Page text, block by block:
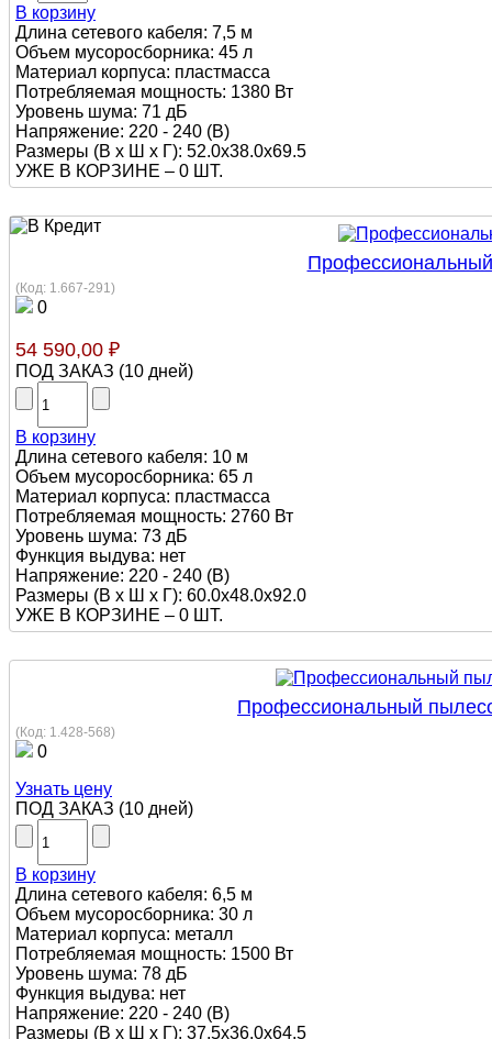
В корзину
Длина сетевого кабеля: 7,5 м
Объем мусоросборника: 45 л
Материал корпуса: пластмасса
Потребляемая мощность: 1380 Вт
Уровень шума: 71 дБ
Напряжение: 220 - 240 (В)
Размеры (В х Ш х Г): 52.0x38.0x69.5
УЖЕ В КОРЗИНЕ – 0 ШТ.
(Код: 1.667-291)
0
54 590,00 ₽
ПОД ЗАКАЗ (10 дней)
В корзину
Длина сетевого кабеля: 10 м
Объем мусоросборника: 65 л
Материал корпуса: пластмасса
Потребляемая мощность: 2760 Вт
Уровень шума: 73 дБ
Функция выдува: нет
Напряжение: 220 - 240 (В)
Размеры (В х Ш х Г): 60.0x48.0x92.0
УЖЕ В КОРЗИНЕ – 0 ШТ.
Профессиональный
(Код: 1.428-568)
0
Узнать цену
ПОД ЗАКАЗ (10 дней)
В корзину
Длина сетевого кабеля: 6,5 м
Объем мусоросборника: 30 л
Материал корпуса: металл
Потребляемая мощность: 1500 Вт
Уровень шума: 78 дБ
Функция выдува: нет
Напряжение: 220 - 240 (В)
Размеры (В х Ш х Г): 37.5x36.0x64.5